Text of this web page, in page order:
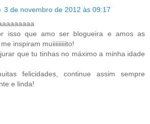
3 de novembro de 2012 às 09:17
isso que amo ser blogueira e amos as
inspiram muiiiiiiiiito!
que tu tinhas no máximo a minha idade
felicidades, continue assim sempre
e linda!